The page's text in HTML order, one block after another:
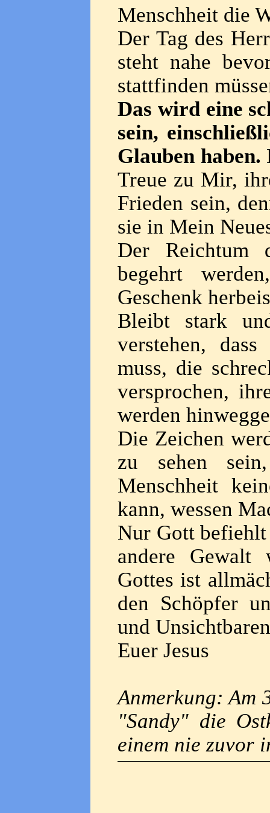
Menschheit die
Der Tag des
steht nahe
stattfinden
Das wird eine
sein,
Glauben haben.
Treue zu Mir,
Frieden sein,
sie in Mein
Der Reichtum
begehrt
Geschenk
Bleibt stark
verstehen,
muss, die
versprochen,
werden
Die Zeichen
zu sehen
Menschheit
kann, wessen
Nur Gott befiehlt
andere
Gottes ist
den Schöpfer
und
Euer Jesus
Anmerkung: Am
"Sandy" die
einem nie zuvor